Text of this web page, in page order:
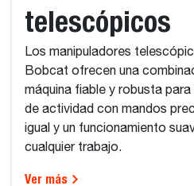
telescópicos
Los manipuladores
Bobcat ofrecen una
máquina fiable y robusta
de actividad con mandos
igual y un funcionamiento
cualquier trabajo.
Ver más